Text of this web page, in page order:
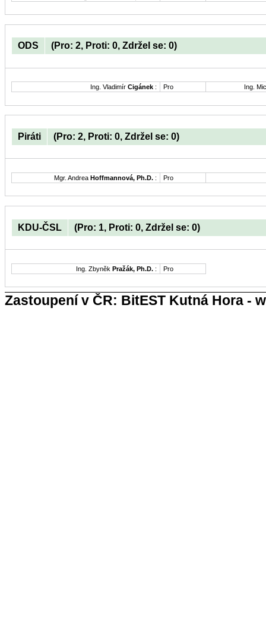
ODS (Pro: 2, Proti: 0, Zdržel se: 0)
Ing. Vladimír Cigánek : Pro Ing.
Piráti (Pro: 2, Proti: 0, Zdržel se: 0)
Mgr. Andrea Hoffmannová, Ph.D. : Pro
KDU-ČSL (Pro: 1, Proti: 0, Zdržel se: 0)
Ing. Zbyněk Pražák, Ph.D. : Pro
Zastoupení v ČR: BitEST Kutná Hora -